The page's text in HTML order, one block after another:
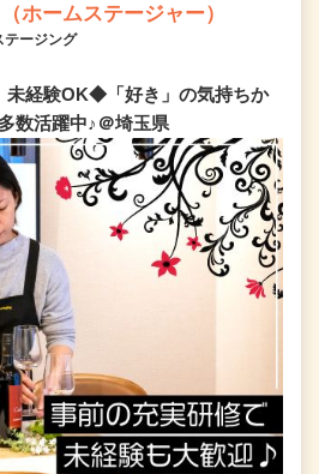
ホームステージャー）
テージング
未経験OK◆「好き」の気持ちか
数活躍中♪＠埼玉県